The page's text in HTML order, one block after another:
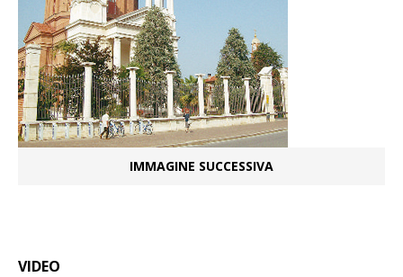
IMMAGINE SUCCESSIVA
VIDEO